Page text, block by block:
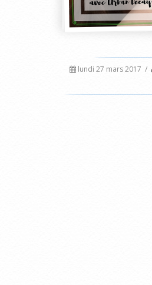
lundi 27 mars 2017 /